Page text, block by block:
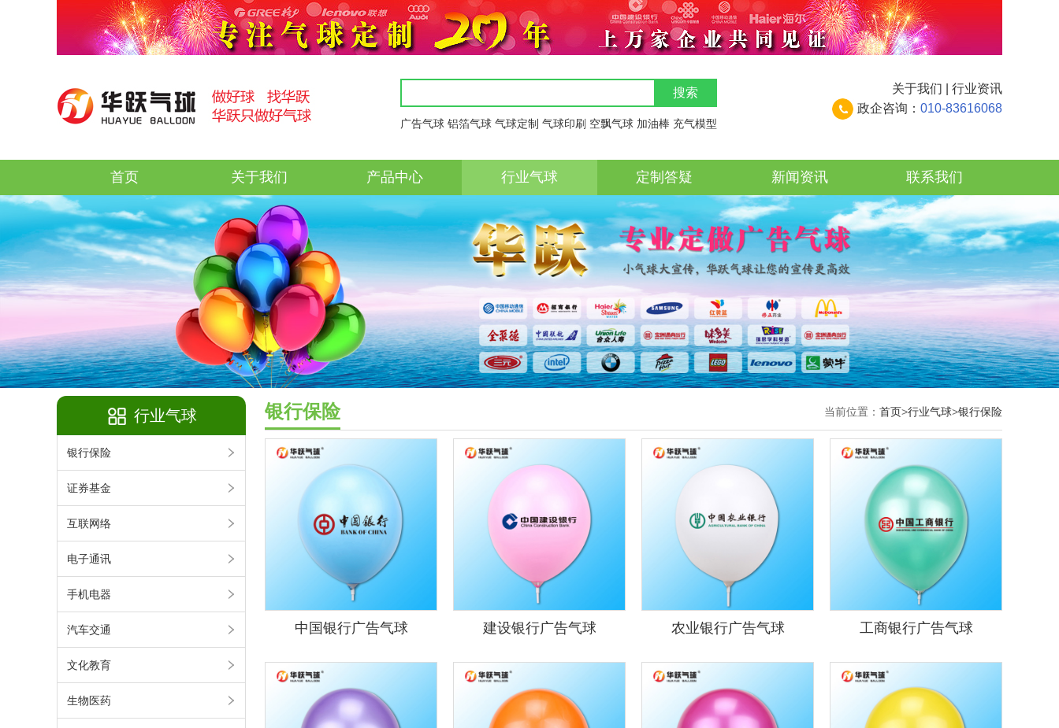
搜索
广告气球 铝箔气球 气球定制 气球印刷 空飘气球 加油棒 充气模型
关于我们
行业资讯
政企咨询： 010-83616068
首页 关于我们 产品中心 行业气球 定制答疑 新闻资讯 联系我们
行业气球
银行保险
证券基金
互联网络
电子通讯
手机电器
汽车交通
文化教育
生物医药
银行保险 当前位置： 首页>行业气球>银行保险
中国银行广告气球 建设银行广告气球 农业银行广告气球 工商银行广告气球